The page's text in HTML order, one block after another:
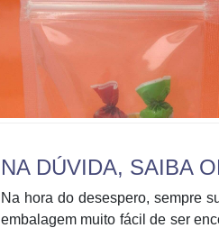
NA DÚVIDA, SAIBA
Na hora do desespero, sempre
embalagem muito fácil de ser